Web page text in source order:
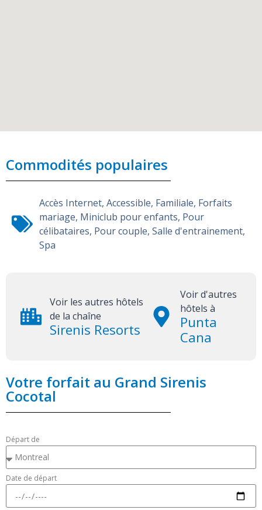
Commodités populaires
Accès Internet, Accessible, Familiale, Forfaits
mariage, Miniclub pour enfants, Pour
célibataires, Pour couple, Salle d'entrainement,
Spa
Voir les autres hôtels
de la chaîne
Sirenis Resorts
Voir d'autres
hôtels à
Punta
Cana
Votre forfait au Grand Sirenis
Cocotal
Départ de
Date de départ